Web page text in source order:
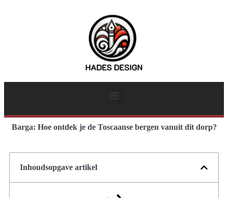
Barga: Hoe ontdek je de Toscaanse bergen vanuit dit dorp?
Inhoudsopgave artikel